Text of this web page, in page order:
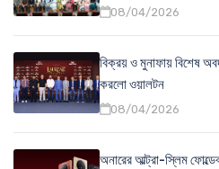
08/04/2026
বিক্রয় ও মুনাফায় বিশেষ
করলো ওয়ালটন
08/04/2026
অনারের আল্ট্রা-স্লিম